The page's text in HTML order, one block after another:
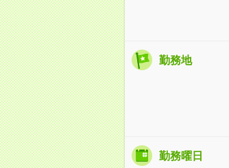
勤務地
勤務曜日